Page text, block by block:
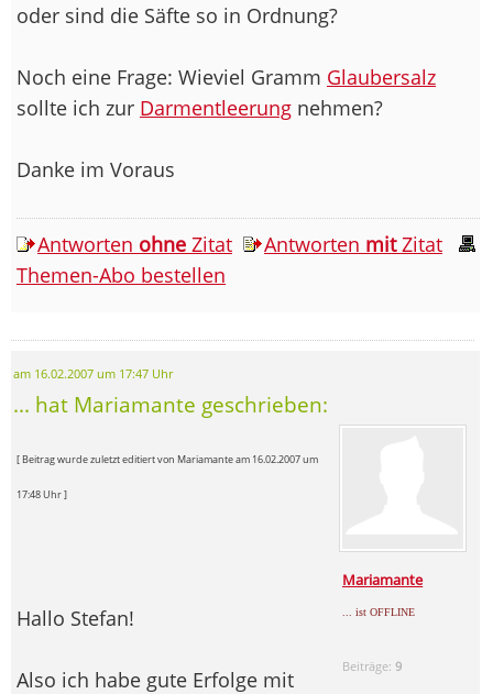
oder sind die Säfte so in Ordnung?
Noch eine Frage: Wieviel Gramm Glaubersalz
sollte ich zur Darmentleerung nehmen?
Danke im Voraus
Antworten ohne Zitat Antworten mitZitat
Themen-Abo bestellen
am 16.02.2007 um 17:47 Uhr
... hat Mariamante geschrieben:
Mariamante
... ist OFFLINE
Beiträge:9
[ Beitrag wurde zuletzt editiert von Mariamante am 16.02.2007 um
17:48 Uhr ]
Hallo Stefan!
Also ich habe gute Erfolge mit